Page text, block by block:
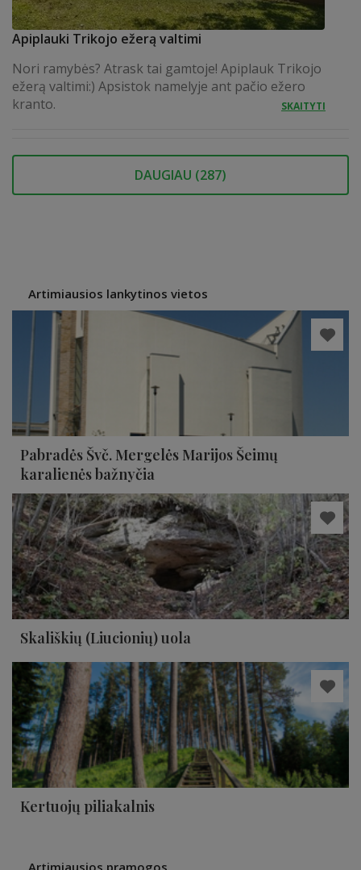
Apiplauki Trikojo ežerą valtimi
Nori ramybės? Atrask tai gamtoje! Apiplauk Trikojo
ežerą valtimi:) Apsistok namelyje ant pačio ežero
kranto.
SKAITYTI
DAUGIAU (287)
Artimiausios lankytinos vietos
Pabradės Švč. Mergelės Marijos Šeimų
karalienės bažnyčia
Skališkių (Liucionių) uola
Kertuojų piliakalnis
Artimiausios pramogos